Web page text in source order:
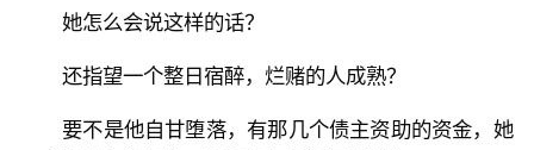
她怎么会说这样的话？
还指望一个整日宿醉，烂赌的人成熟？
要不是他自甘堕落，有那几个债主资助的资金，她